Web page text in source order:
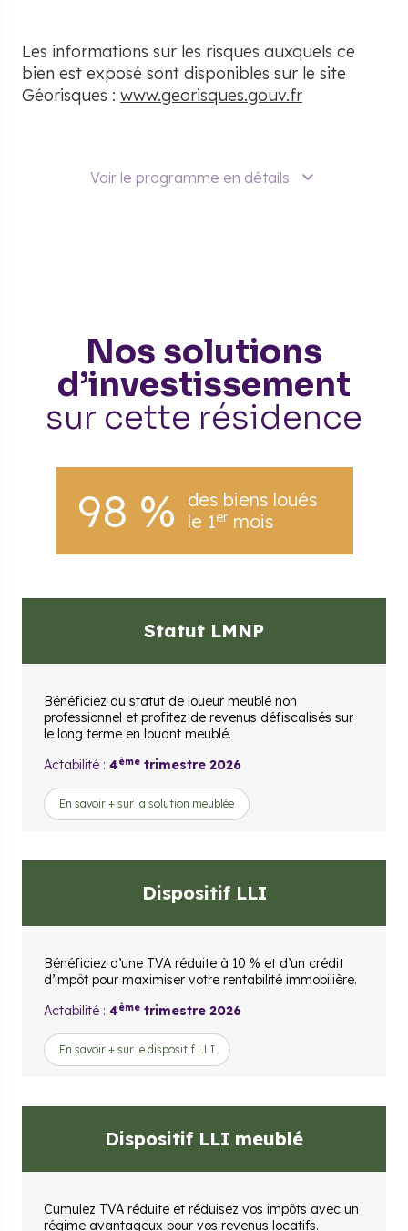
Les informations sur les risques auxquels ce
bien est exposé sont disponibles sur le site
Géorisques : www.georisques.gouv.fr
Voir le programme en détails
Nos solutions
d’investissement
sur cette résidence
98 %
des biens loués
le 1ermois
Statut LMNP
Bénéficiez du statut de loueur meublé non
professionnel et profitez de revenus défiscalisés sur
le long terme en louant meublé.
Actabilité : 4ème trimestre 2026
En savoir + sur la solution meublée
Dispositif LLI
Bénéficiez d’une TVA réduite à 10 % et d’un crédit
d’impôt pour maximiser votre rentabilité immobilière.
Actabilité : 4ème trimestre 2026
En savoir + sur le dispositif LLI
Dispositif LLI meublé
Cumulez TVA réduite et réduisez vos impôts avec un
régime avantageux pour vos revenus locatifs.